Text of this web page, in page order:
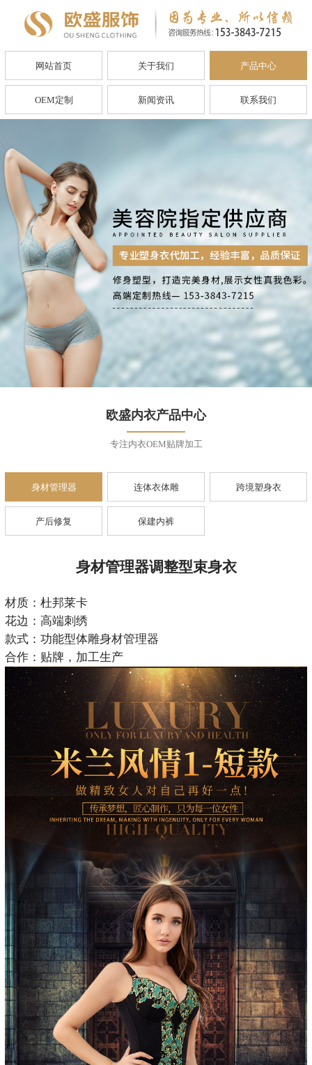
网站首页 关于我们 产品中心
OEM定制 新闻资讯 联系我们
欧盛内衣产品中心
专注内衣OEM贴牌加工
身材管理器 连体衣体雕 跨境塑身衣
产后修复 保建内裤
身材管理器调整型束身衣
材质：杜邦莱卡
花边：高端刺绣
款式：功能型体雕身材管理器
合作：贴牌，加工生产